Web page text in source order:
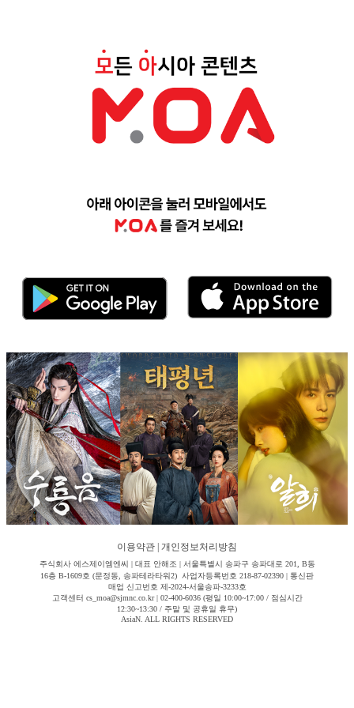
이용약관 개인정보처리방침
주식회사 에스제이엠엔씨 | 대표 안해조 | 서울특별시 송파구 송파대로 201, B동
16층 B-1609호 (문정동, 송파테라타워2) 사업자등록번호 218-87-02390 | 통신판
매업 신고번호 제-2024-서울송파-3233호
고객센터 cs_moa@sjmnc.co.kr | 02-400-6036 (평일 10:00~17:00 / 점심시간
12:30~13:30 / 주말 및 공휴일 휴무)
AsiaN. ALL RIGHTS RESERVED